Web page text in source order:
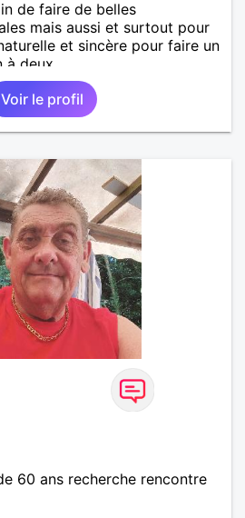
de faire de belles
mais aussi et surtout pour
et sincère pour faire un
deux.
Voir le profil
60 ans recherche rencontre